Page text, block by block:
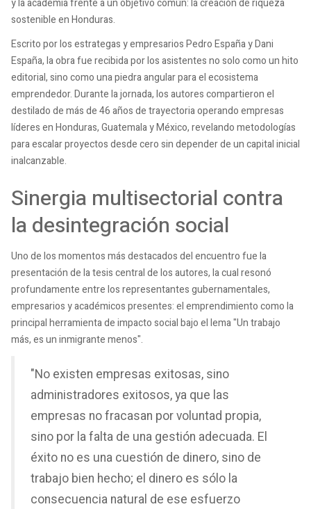
sostenible en Honduras.
Escrito por los estrategas y empresarios Pedro España y Dani
España, la obra fue recibida por los asistentes no solo como un hito
editorial, sino como una piedra angular para el ecosistema
emprendedor. Durante la jornada, los autores compartieron el
destilado de más de 46 años de trayectoria operando empresas
líderes en Honduras, Guatemala y México, revelando metodologías
para escalar proyectos desde cero sin depender de un capital inicial
inalcanzable.
Sinergia multisectorial contra
la desintegración social
Uno de los momentos más destacados del encuentro fue la
presentación de la tesis central de los autores, la cual resonó
profundamente entre los representantes gubernamentales,
empresarios y académicos presentes: el emprendimiento como la
principal herramienta de impacto social bajo el lema "Un trabajo
más, es un inmigrante menos".
"No existen empresas exitosas, sino
administradores exitosos, ya que las
empresas no fracasan por voluntad propia,
sino por la falta de una gestión adecuada. El
éxito no es una cuestión de dinero, sino de
trabajo bien hecho; el dinero es sólo la
consecuencia natural de ese esfuerzo